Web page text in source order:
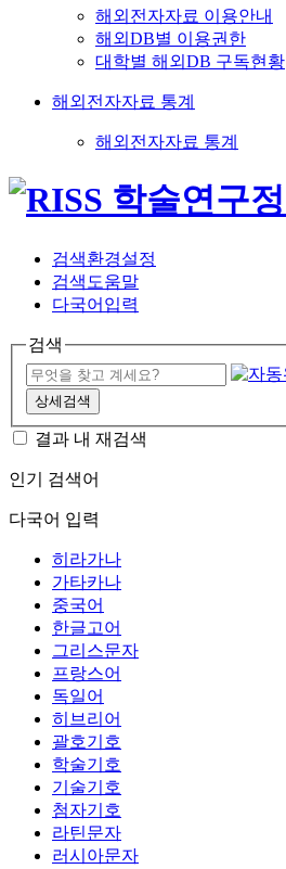
해외전자자료 이용안내
해외DB별 이용권한
대학별 해외DB 구독현황
해외전자자료 통계
해외전자자료 통계
검색환경설정
검색도움말
다국어입력
검색
상세검색
결과 내 재검색
인기 검색어
다국어 입력
히라가나
가타카나
중국어
한글고어
그리스문자
프랑스어
독일어
히브리어
괄호기호
학술기호
기술기호
첨자기호
라틴문자
러시아문자